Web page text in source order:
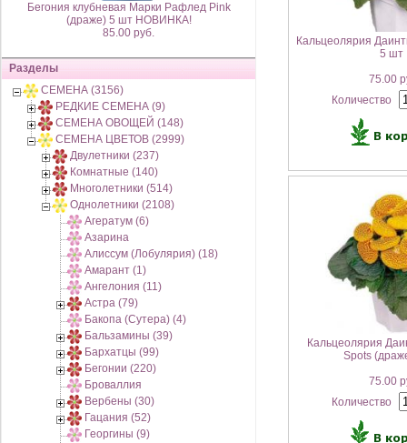
Бегония клубневая Марки Рафлед Pink
(драже) 5 шт НОВИНКА!
85.00 руб.
Разделы
СЕМЕНА (3156)
РЕДКИЕ СЕМЕНА (9)
СЕМЕНА ОВОЩЕЙ (148)
СЕМЕНА ЦВЕТОВ (2999)
Двулетники (237)
Комнатные (140)
Многолетники (514)
Однолетники (2108)
Агератум (6)
Азарина
Алиссум (Лобулярия) (18)
Амарант (1)
Ангелония (11)
Астра (79)
Бакопа (Сутера) (4)
Бальзамины (39)
Бархатцы (99)
Бегонии (220)
Броваллия
Вербены (30)
Гацания (52)
Георгины (9)
Кальцеолярия
5 шт
75.00
Количество
Кальцеолярия
Spots
75.00
Количество